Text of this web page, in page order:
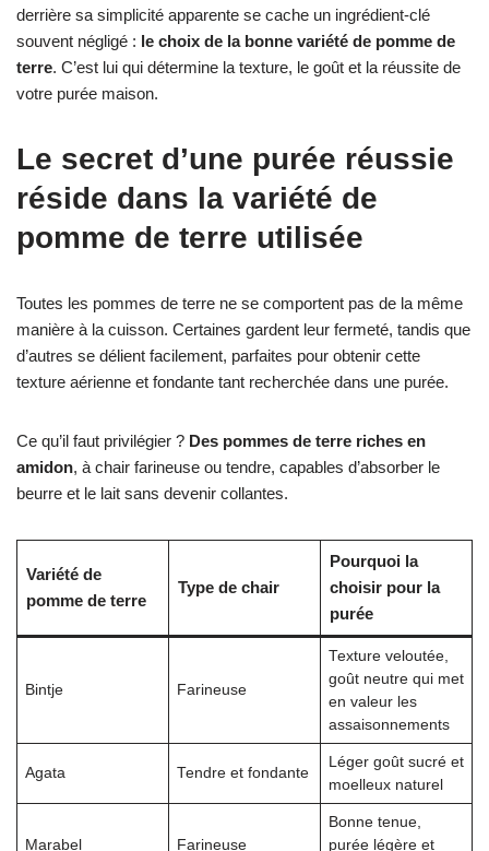
derrière sa simplicité apparente se cache un ingrédient-clé
souvent négligé : le choix de la bonne variété de pomme de
terre. C’est lui qui détermine la texture, le goût et la réussite de
votre purée maison.
Le secret d’une purée réussie
réside dans la variété de
pomme de terre utilisée
Toutes les pommes de terre ne se comportent pas de la même
manière à la cuisson. Certaines gardent leur fermeté, tandis que
d’autres se délient facilement, parfaites pour obtenir cette
texture aérienne et fondante tant recherchée dans une purée.
Ce qu’il faut privilégier ? Des pommes de terre riches en
amidon, à chair farineuse ou tendre, capables d’absorber le
beurre et le lait sans devenir collantes.
Variété de
pomme de terre
Type de chair
Pourquoi la
choisir pour la
purée
Bintje Farineuse
Texture veloutée,
goût neutre qui met
en valeur les
assaisonnements
Agata Tendre et fondante
Léger goût sucré et
moelleux naturel
Marabel Farineuse
Bonne tenue,
purée légère et